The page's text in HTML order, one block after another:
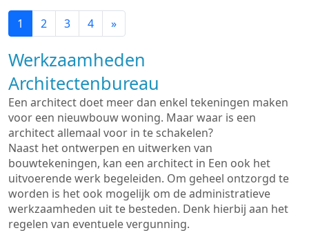
1 2 3 4 »
Werkzaamheden
Architectenbureau
Een architect doet meer dan enkel tekeningen maken
voor een nieuwbouw woning. Maar waar is een
architect allemaal voor in te schakelen?
Naast het ontwerpen en uitwerken van
bouwtekeningen, kan een architect in Een ook het
uitvoerende werk begeleiden. Om geheel ontzorgd te
worden is het ook mogelijk om de administratieve
werkzaamheden uit te besteden. Denk hierbij aan het
regelen van eventuele vergunning.